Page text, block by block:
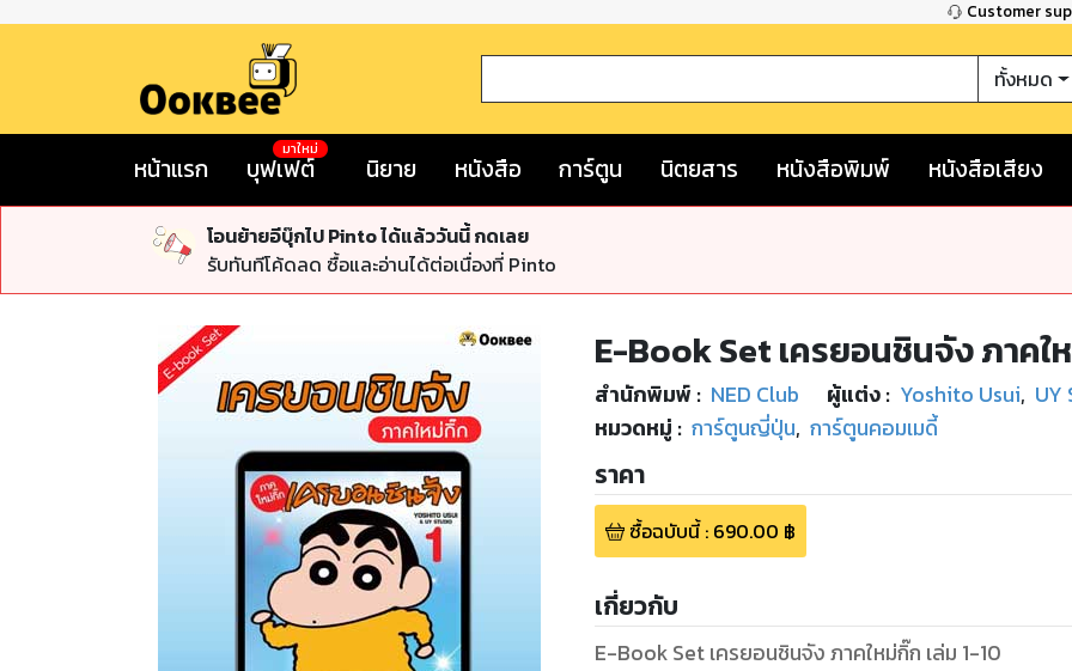
Customer
ทั้งหมด
หน้าแรก บุฟเฟต์
มาใหม่
นิยาย หนังสือ การ์ตูน นิตยสาร หนังสือพิมพ์ หนังสือเสียง
โอนย้ายอีบุ๊กไป Pinto ได้แล้ววันนี้ กดเลย
รับทันทีโค้ดลด ซื้อและอ่านได้ต่อเนื่องที่ Pinto
E-Book Set เครยอนชินจัง ภาคใ
สำนักพิมพ์ : NED Club ผู้แต่ง : Yoshito Usui, UY
หมวดหมู่ : การ์ตูนญี่ปุ่น, การ์ตูนคอมเมดี้
ราคา
ซื้อฉบับนี้: 690.00 ฿
เกี่ยวกับ
E-Book Set เครยอนชินจัง ภาคใหม่กิ๊ก เล่ม 1-10